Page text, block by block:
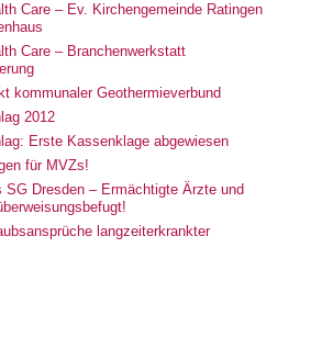
Care – Ev. Kirchengemeinde Ratingen
Care – Branchenwerkstatt
kommunaler Geothermieverbund
2012
Erste Kassenklage abgewiesen
für MVZs!
SG Dresden – Ermächtigte Ärzte und
langzeiterkrankter